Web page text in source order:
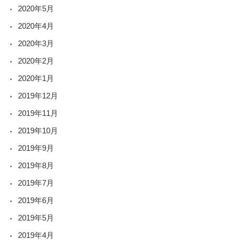
2020年5月
2020年4月
2020年3月
2020年2月
2020年1月
2019年12月
2019年11月
2019年10月
2019年9月
2019年8月
2019年7月
2019年6月
2019年5月
2019年4月